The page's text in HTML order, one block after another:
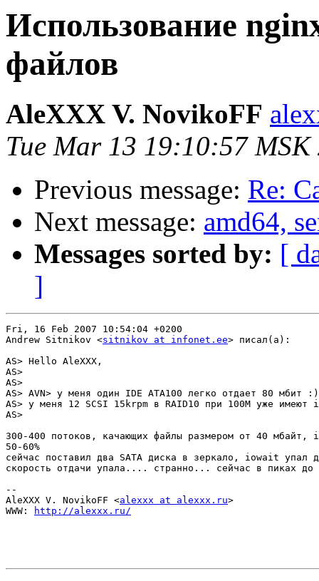
Использование
файлов
AleXXX V. NovikoFF
Tue Mar 13 19:10:57 MSK
Previous message: Re:
Next message: amd64,
Messages sorted by: [
]
Fri, 16 Feb 2007 10:54:04 +0200
Andrew Sitnikov <sitnikov at infonet.ee> писал(а):
AS> Hello AleXXX,
AS>
AS>
AS> AVN> у меня один IDE ATA100 легко отдает 80 мбит :)
AS> у меня 12 SCSI 15krpm в RAID10 при 100M уже
AS>
300-400 потоков, качающих файлы размером от 40 мбайт,
50-60%
сейчас поставил два SATA диска в зеркало, iowait упал
скорость отдачи упала.... странно... сейчас в пиках
--
AleXXX V. NovikoFF <alexxx at alexxx.ru>
WWW:
http://alexxx.ru/